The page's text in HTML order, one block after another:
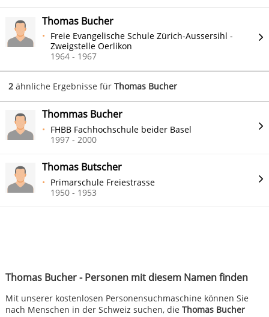
Thomas Bucher - Personen mit diesem Namen finden
Mit unserer kostenlosen Personensuchmaschine können Sie
nach Menschen in der Schweiz suchen, die Thomas Bucher
Thomas Bucher
Freie Evangelische Schule Zürich-Aussersihl -
Zweigstelle Oerlikon
1964 - 1967
2 ähnliche Ergebnisse fürThomas Bucher
Thommas Bucher
FHBB Fachhochschule beider Basel
1997 - 2000
Thomas Butscher
Primarschule Freiestrasse
1950 - 1953